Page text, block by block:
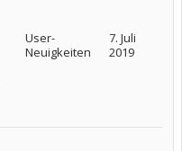
User-
Neuigkeiten
7. Juli
2019